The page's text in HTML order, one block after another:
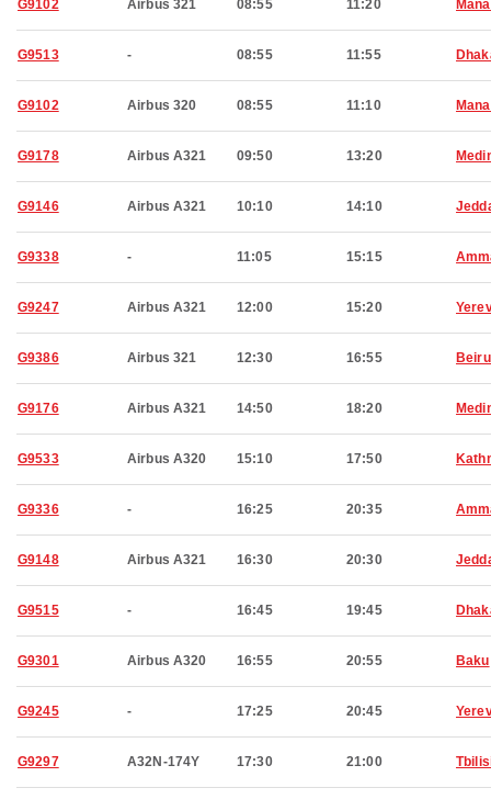
G9102 Airbus 321 08:55 11:20
G9513 - 08:55 11:55
G9102 Airbus 320 08:55 11:10
G9178 Airbus A321 09:50 13:20
G9146 Airbus A321 10:10 14:10
G9338 - 11:05 15:15
G9247 Airbus A321 12:00 15:20
G9386 Airbus 321 12:30 16:55
G9176 Airbus A321 14:50 18:20
G9533 Airbus A320 15:10 17:50
G9336 - 16:25 20:35
G9148 Airbus A321 16:30 20:30
G9515 - 16:45 19:45
G9301 Airbus A320 16:55 20:55 Baku
G9245 - 17:25 20:45
G9297 A32N-174Y 17:30 21:00